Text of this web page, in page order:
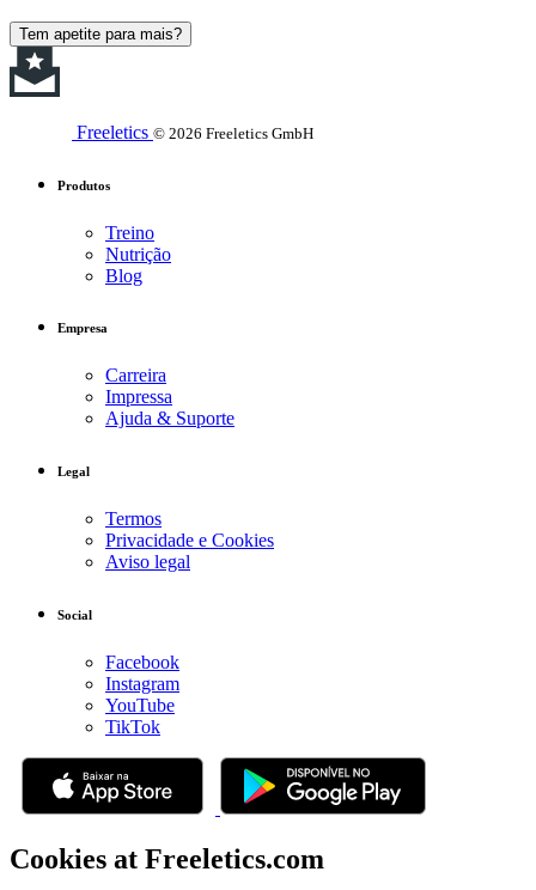
Tem apetite para mais?
Freeletics © 2026 Freeletics GmbH
Produtos
Treino
Nutrição
Blog
Empresa
Carreira
Impressa
Ajuda & Suporte
Legal
Termos
Privacidade e Cookies
Aviso legal
Social
Facebook
Instagram
YouTube
TikTok
Cookies at Freeletics.com